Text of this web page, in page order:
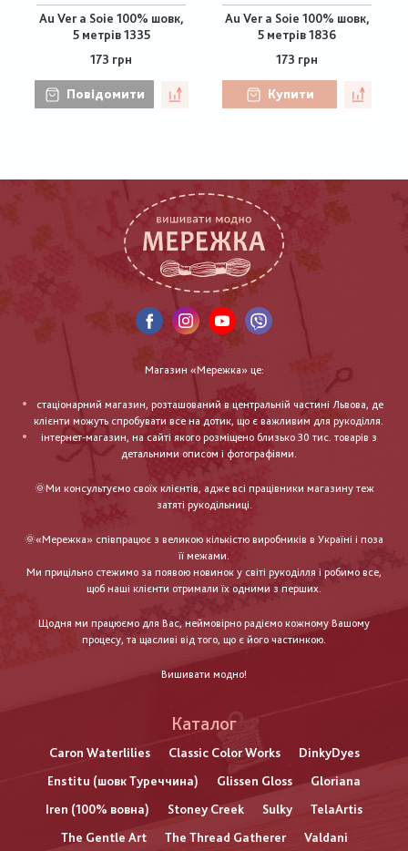
Au Ver a Soie 100% шовк,
5 метрів 1335
173 грн
Повідомити
Au Ver a Soie 100% шовк,
5 метрів 1836
173 грн
Купити
Магазин «Мережка» це:
стаціонарний магазин, розташований в центральній частині Львова, де
клієнти можуть спробувати все на дотик, що є важливим для рукоділля.
інтернет-магазин, на сайті якого розміщено близько 30 тис. товарів з
детальними описом і фотографіями.
🌞Ми консультуємо своїх клієнтів, адже всі працівники магазину теж
затяті рукодільниці.
🌞«Мережка» співпрацює з великою кількістю виробників в Україні і поза
її межами.
Ми прицільно стежимо за появою новинок у світі рукоділля і робимо все,
щоб наші клієнти отримали їх одними з перших.
Щодня ми працюємо для Вас, неймовірно радіємо кожному Вашому
процесу, та щасливі від того, що є його частинкою.
Вишивати модно!
Каталог
Caron Waterlilies Classic Color Works
DinkyDyes
Enstitu (шовк Туреччина)
Glissen Gloss
Gloriana
Iren (100% вовна)
Stoney Creek Sulky
TelaArtis
The Gentle Art
The Thread Gatherer
Valdani